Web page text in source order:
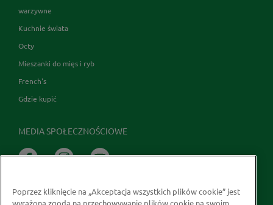
warzywne
Kuchnie świata
Octy
Mieszanki do mięs i ryb
French's
Gdzie kupić
MEDIA SPOŁECZNOŚCIOWE
Poprzez kliknięcie na „Akceptacja wszystkich plików cookie” jest
wyrażona zgoda na przechowywanie plików cookie na swoim